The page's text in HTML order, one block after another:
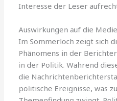
Interesse der Leser
Auswirkungen auf die
Im Sommerloch zeigt sich
Phänomens in der
in der Politik. Während
die
politische Ereignisse, was